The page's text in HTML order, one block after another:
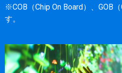
※COB（Chip On Board）、GOB
す。